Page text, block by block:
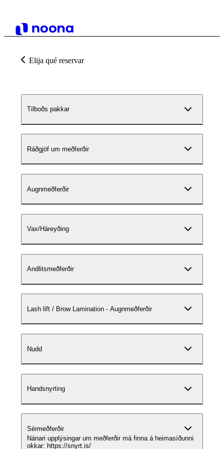
Elija qué reservar
Tilboðs pakkar
Ráðgjöf um meðferðir
Augnmeðferðir
Vax/Háreyðing
Andlitsmeðferðir
Lash lift / Brow Lamination - Augnmeðferðir
Nudd
Handsnyrting
Sérmeðferðir
Nánari upplýsingar um meðferðir má finna á heimasíðunni
okkar: https://snyrt.is/